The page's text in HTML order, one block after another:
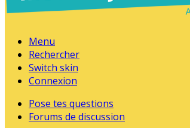
Menu
Rechercher
Switch skin
Connexion
Pose tes questions
Forums de discussion